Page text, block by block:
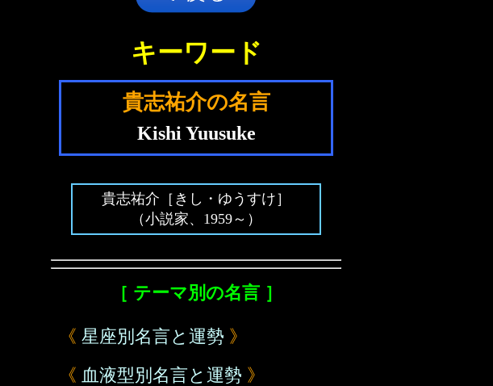
キーワード
貴志祐介の名言
Kishi Yuusuke
貴志祐介［きし・ゆうすけ］
（小説家、1959～）
［ テーマ別の名言 ］
《 星座別名言と運勢 》
《 血液型別名言と運勢 》